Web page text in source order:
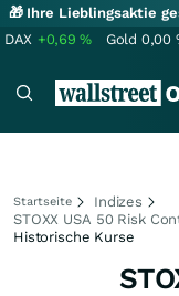
🎁 Ihre Lieblingsaktie
DAX +0,69% Gold 0,00
Startseite
Indizes
STOXX USA 50 Risk
Historische Kurse